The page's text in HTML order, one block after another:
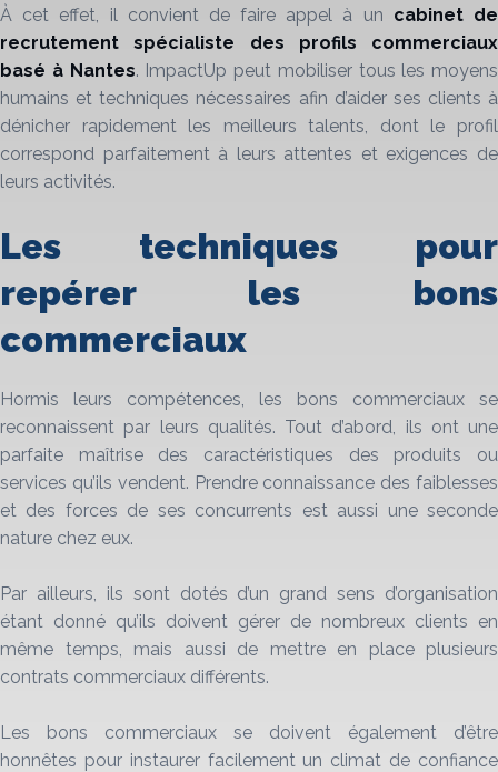
À cet effet, il convient de faire appel à un cabinet de
recrutement
spécialiste des profils
commerciaux
basé à Nantes. ImpactUp peut mobiliser tous les moyens
humains et techniques nécessaires afin d’aider ses clients à
dénicher rapidement les meilleurs talents, dont le profil
correspond parfaitement à leurs attentes et exigences de
leurs activités.
Les techniques pour
repérer les bons
commerciaux
Hormis leurs compétences, les bons commerciaux se
reconnaissent par leurs qualités. Tout d’abord, ils ont une
parfaite maîtrise des caractéristiques des produits ou
services qu’ils vendent. Prendre connaissance des faiblesses
et des forces de ses concurrents est aussi une seconde
nature chez eux.
Par ailleurs, ils sont dotés d’un grand sens d’organisation
étant donné qu’ils doivent gérer de nombreux clients en
même temps, mais aussi de mettre en place plusieurs
contrats commerciaux différents.
Les bons commerciaux se doivent également d’être
honnêtes pour instaurer facilement un climat de confiance